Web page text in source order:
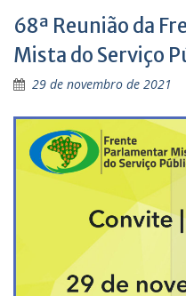
68ª Reunião da
Mista do Serviço
29 de novembro de 2021